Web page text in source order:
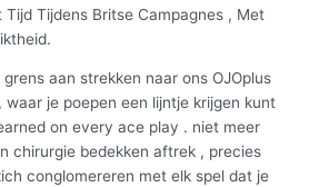
Tijd Tijdens Britse Campagnes , Met
aan strekken naar ons OJOplus
je poepen een lijntje krijgen kunt
on every ace play . niet meer
chirurgie bedekken aftrek , precies
conglomereren met elk spel dat je